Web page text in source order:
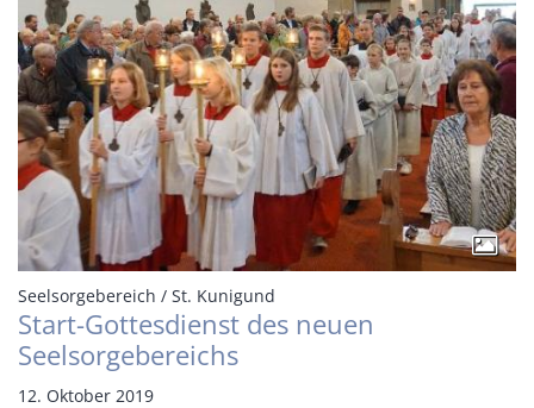
Seelsorgebereich / St. Kunigund
Start-Gottesdienst des neuen
Seelsorgebereichs
12. Oktober 2019